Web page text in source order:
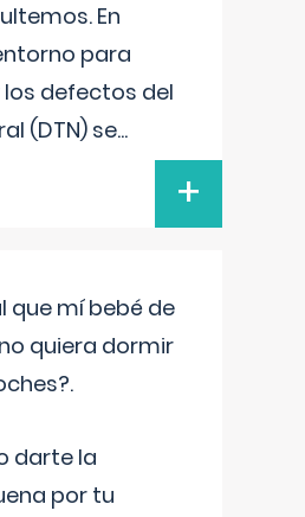
En
para
defectos del
(DTN) se...
+
que mí bebé de
quiera dormir
darte la
por tu